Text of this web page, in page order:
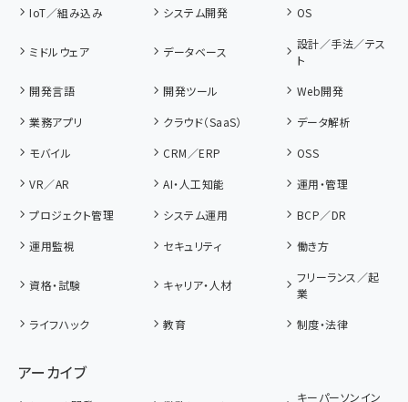
IoT／組み込み
システム開発 OS
ミドルウェア データベース
設計／手法／テス
ト
開発言語
開発ツール
Web開発
業務アプリ
クラウド（SaaS）
データ解析
モバイル
CRM／ERP
OSS
VR／AR
AI・人工知能
運用・管理
プロジェクト管理
システム運用
BCP／DR
運用監視
セキュリティ 働き方
資格・試験 キャリア・人材
フリーランス／起
業
ライフハック
教育 制度・法律
アーカイブ
キーパーソンイン